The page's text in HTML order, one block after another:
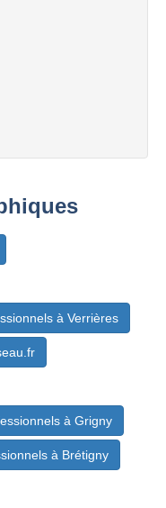
à Verrières
à Grigny
à Brétigny